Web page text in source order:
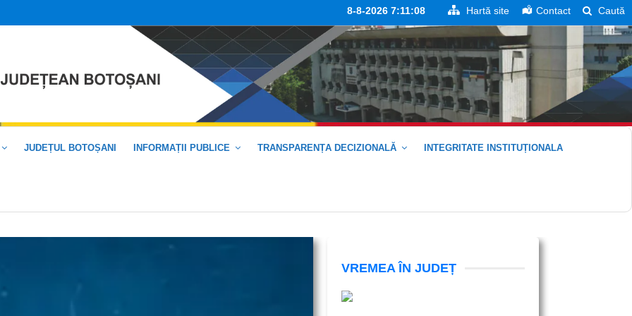
8-8-2026 7:11:08 Hartă site Contact Caută
JUDEȚUL BOTOȘANI INFORMAȚII PUBLICE TRANSPARENȚA DECIZIONALĂ INTEGRITATE INSTITUȚIONALA
VREMEA ÎN JUDEȚ